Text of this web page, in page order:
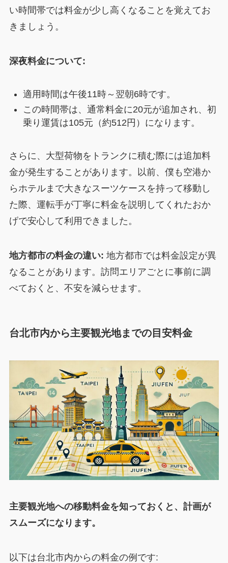
い時間帯では料金が少し高くなることを覚えてお
きましょう。
深夜料金について:
適用時間は午後11時～翌朝6時です。
この時間帯は、通常料金に20元が追加され、初
乗り運賃は105元（約512円）になります。
さらに、大型荷物をトランクに積む際には追加料
金が発生することがあります。以前、僕も空港か
らホテルまで大きなスーツケースを持って移動し
た際、運転手が丁寧に料金を説明してくれたおか
げで安心して利用できました。
地方都市の料金の違い: 地方都市では料金設定が異
なることがあります。訪問エリアごとに事前に調
べておくと、不安を減らせます。
台北市内から主要観光地までの目安料金
主要観光地への移動料金を知っておくと、計画が
スムーズになります。
以下は台北市内からの料金の例です: